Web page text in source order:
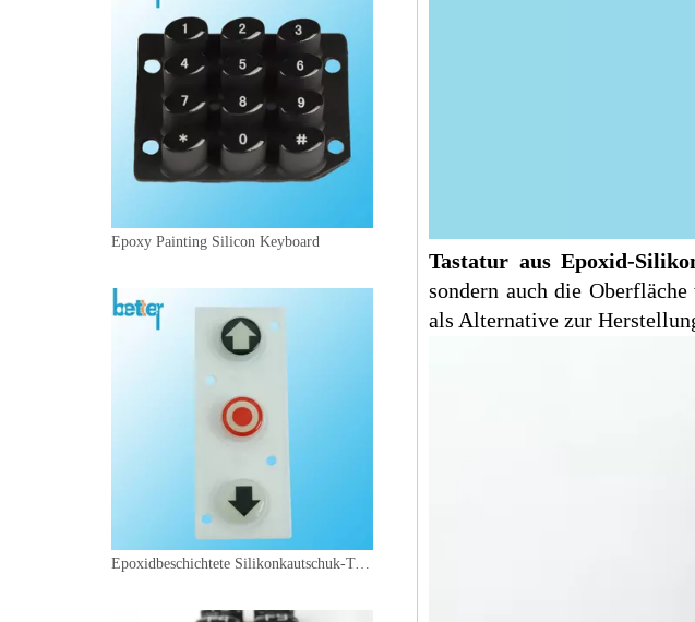
Epoxy Painting Silicon Keyboard
Epoxidbeschichtete Silikonkautschuk-Tastatur
Tastatur aus Epoxid-
sondern auch die
als Alternative zur